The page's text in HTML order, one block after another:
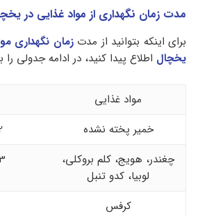
مدت زمان نگهداری از مواد غذایی در
برای اینکه بتوانید از مدتزمان نگهداری
یخچال اطلاع پیدا کنید، در ادامه جدولی را
مواد غذایی
خمیر پخته نشده
2
چغندر، هویج، کلم بروکلی،
لوبیا، کدو تنبل
3 تا
کرفس